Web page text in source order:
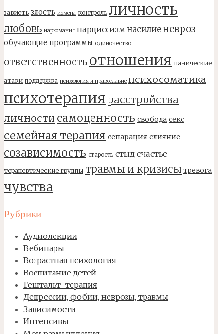
зависть злость измена контроль личность
любовь наркомания нарциссизм насилиеневроз
обучающие программы одиночество
ответственность отношения панические
атаки поддержка психология и православие психосоматика
психотерапия расстройства
личности самоценность свобода секс
семейная терапия сепарация слияние
созависимость старость стыд счастье
терапевтические группы травмы и кризисы тревога
чувства
Рубрики
Аудиолекции
Вебинары
Возрастная психология
Воспитание детей
Гештальт-терапия
Депрессии, фобии, неврозы, травмы
Зависимости
Интенсивы